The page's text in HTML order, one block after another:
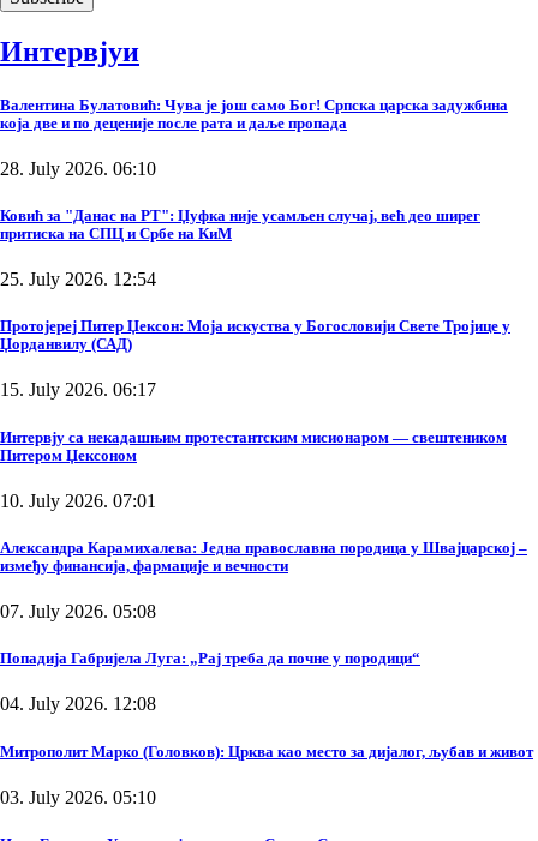
Интервјуи
Валентина Булатовић: Чува је још само Бог! Српска царска задужбина
која две и по деценије после рата и даље пропада
28. July 2026. 06:10
Ковић за "Данас на РТ": Џуфка није усамљен случај, већ део ширег
притиска на СПЦ и Србе на КиМ
25. July 2026. 12:54
Протојереј Питер Џексон: Моја искуства у Богословији Свете Тројице у
Џорданвилу (САД)
15. July 2026. 06:17
Интервју са некадашњим протестантским мисионаром — свештеником
Питером Џексоном
10. July 2026. 07:01
Александра Карамихалева: Једна православна породица у Швајцарској –
између финансија, фармације и вечности
07. July 2026. 05:08
Попадија Габријела Луга: „Рај треба да почне у породици“
04. July 2026. 12:08
Митрополит Марко (Головков): Црква као место за дијалог, љубав и живот
03. July 2026. 05:10